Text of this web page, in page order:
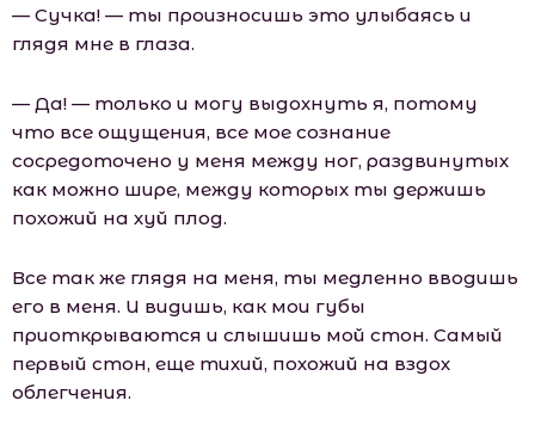
— Сучка! — ты произносишь это улыбаясь и
глядя мне в глаза.
— Да! — только и могу выдохнуть я, потому
что все ощущения, все мое сознание
сосредоточено у меня между ног, раздвинутых
как можно шире, между которых ты держишь
похожий на хуй плод.
Все так же глядя на меня, ты медленно вводишь
его в меня. И видишь, как мои губы
приоткрываются и слышишь мой стон. Самый
первый стон, еще тихий, похожий на вздох
облегчения.